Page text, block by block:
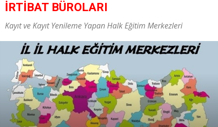
İRTIBAT BÜROLARI
Kayıt ve Kayıt Yenileme Yapan Halk Eğitim Merkezleri